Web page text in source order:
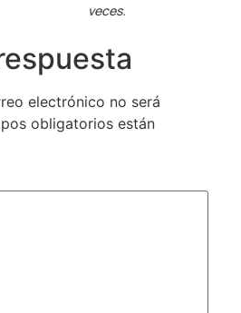
veces.
electrónico no será
obligatorios están